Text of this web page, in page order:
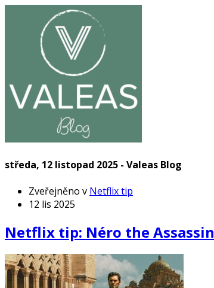
středa, 12 listopad 2025 - Valeas Blog
Zveřejněno v Netflix tip
12 lis 2025
Netflix tip: Néro the Assassin